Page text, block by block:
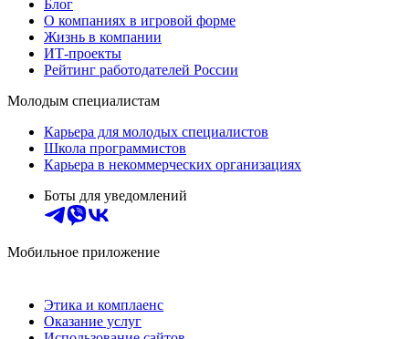
Блог
О компаниях в игровой форме
Жизнь в компании
ИТ-проекты
Рейтинг работодателей России
Молодым специалистам
Карьера для молодых специалистов
Школа программистов
Карьера в некоммерческих организациях
Боты для уведомлений
Мобильное приложение
Этика и комплаенс
Оказание услуг